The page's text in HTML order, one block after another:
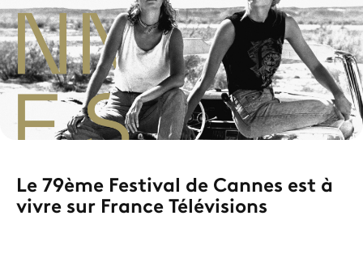
Le 79ème Festival de Cannes est à
vivre sur France Télévisions